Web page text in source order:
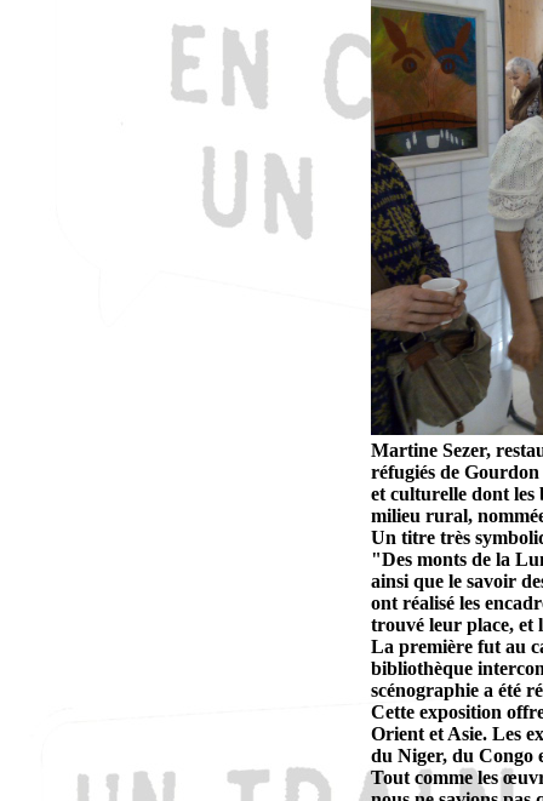
Martine Sezer,
réfugiés de
et culturelle dont les
milieu rural,
Un titre très
"Des monts de la
ainsi que le savoir
ont réalisé les
trouvé leur place, et
La première fut au
bibliothèque
scénographie a été
Cette exposition
Orient et Asie. Les
du Niger, du Congo
Tout comme les